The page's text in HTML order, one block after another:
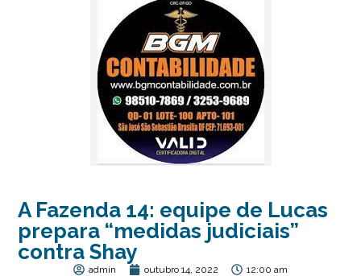
A Fazenda 14: equipe de Lucas
prepara “medidas judiciais”
contra Shay
admin outubro 14, 2022 12:00 am